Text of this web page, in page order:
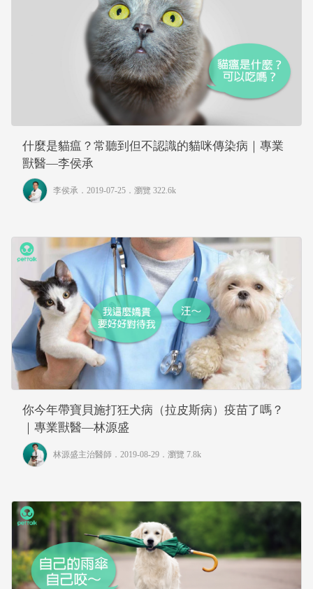
什麼是貓瘟？常聽到但不認識的貓咪傳染病｜專業
獸醫—李侯承
李侯承 ．2019-07-25． 瀏覽 322.6k
你今年帶寶貝施打狂犬病（拉皮斯病）疫苗了嗎？
｜專業獸醫—林源盛
林源盛主治醫師 ．2019-08-29． 瀏覽 7.8k